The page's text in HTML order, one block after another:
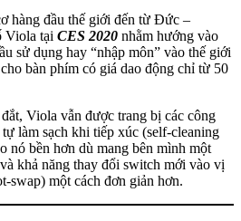
hàng đầu thế giới đến từ Đức –
Viola tại CES 2020 nhằm hướng vào
sử dụng hay “nhập môn” vào thế giới
bàn phím có giá dao động chỉ từ 50
Viola vẫn được trang bị các công
làm sạch khi tiếp xúc (self-cleaning
nó bền hơn dù mang bên mình một
khả năng thay đổi switch mới vào vị
swap) một cách đơn giản hơn.